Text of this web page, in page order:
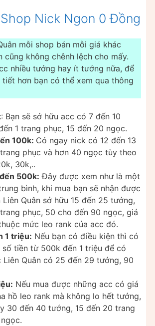
Nick Ngon 0 Đồng
mỗi shop bán mỗi giá khác
cũng không chênh lệch cho mấy.
nhiều tướng hay ít tướng nữa, để
hơn bạn có thể xem qua thông
: Bạn sẽ sở hữu acc có 7 đến 10
1 trang phục, 15 đến 20 ngọc.
100k: Có ngay nick có 12 đến 13
phục và hơn 40 ngọc tùy theo
30k,..
500k: Đây được xem như là một
bình, khi mua bạn sẽ nhận được
Quân sở hữu 15 đến 25 tướng,
phục, 50 cho đến 90 ngọc, giá
mức leo rank của acc đó.
1 triệu: Nếu bạn có điều kiện thì có
tiền từ 500k đến 1 triệu để có
Liên Quân có 25 đến 29 tướng, 90
Nếu mua được những acc có giá
hồ leo rank mà không lo hết tướng,
30 đến 40 tướng, 15 đến 20 trang